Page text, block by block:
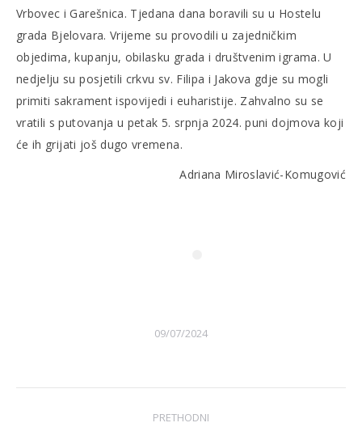
Vrbovec i Garešnica. Tjedana dana boravili su u Hostelu
grada Bjelovara. Vrijeme su provodili u zajedničkim
objedima, kupanju, obilasku grada i društvenim igrama. U
nedjelju su posjetili crkvu sv. Filipa i Jakova gdje su mogli
primiti sakrament ispovijedi i euharistije. Zahvalno su se
vratili s putovanja u petak 5. srpnja 2024. puni dojmova koji
će ih grijati još dugo vremena.
Adriana Miroslavić-Komugović
09/07/2024
PRETHODNI